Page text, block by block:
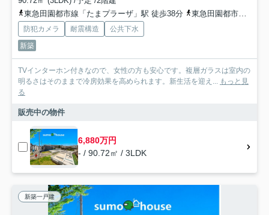
東急田園都市線「たまプラーザ」駅 徒歩38分
東急田園都市線「あざみ野」駅 徒歩42分
防犯カメラ 耐震構造
公共下水
新築
TVインターホン付きなので、女性の方も安心です。複層ガラスは室内の
明るさはそのままで冷房効果を高められます。新生活を迎え... もっと見
る
販売中の物件
6,880万円
- / 90.72㎡ / 3LDK
新築一戸建